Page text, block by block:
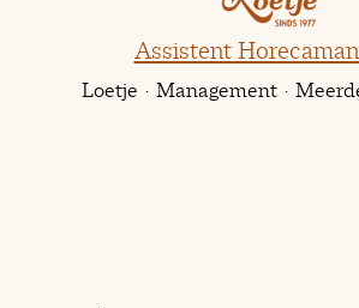
Assistent
Loetje · Management ·